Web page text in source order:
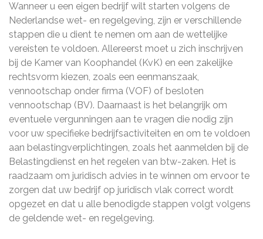
Wanneer u een eigen bedrijf wilt starten volgens de
Nederlandse wet- en regelgeving, zijn er verschillende
stappen die u dient te nemen om aan de wettelijke
vereisten te voldoen. Allereerst moet u zich inschrijven
bij de Kamer van Koophandel (KvK) en een zakelijke
rechtsvorm kiezen, zoals een eenmanszaak,
vennootschap onder firma (VOF) of besloten
vennootschap (BV). Daarnaast is het belangrijk om
eventuele vergunningen aan te vragen die nodig zijn
voor uw specifieke bedrijfsactiviteiten en om te voldoen
aan belastingverplichtingen, zoals het aanmelden bij de
Belastingdienst en het regelen van btw-zaken. Het is
raadzaam om juridisch advies in te winnen om ervoor te
zorgen dat uw bedrijf op juridisch vlak correct wordt
opgezet en dat u alle benodigde stappen volgt volgens
de geldende wet- en regelgeving.